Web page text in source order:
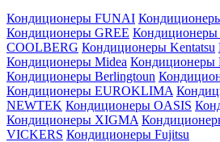
Кондиционеры FUNAI
Кондиционеры GREE Кондиционеры
СOOLBERG Кондиционеры Kentatsu
Кондиционеры Midea Кондиционеры
Кондиционеры Berlingtoun
Кондиционеры EUROKLIMA
NEWTEK Кондиционеры OASIS
Кондиционеры XIGMA
VICKERS Кондиционеры Fujitsu